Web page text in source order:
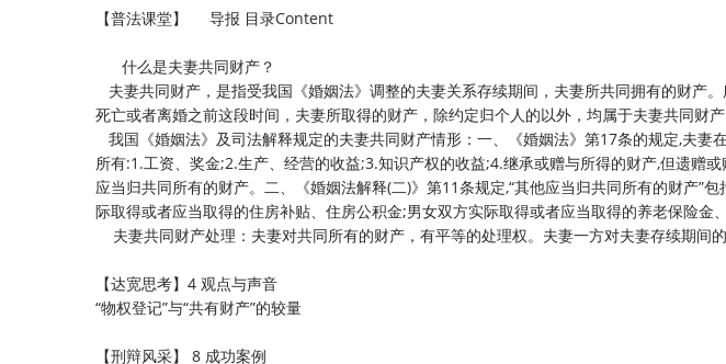
【普法课堂】 导报 目录Content
什么是夫妻共同财产？
夫妻共同财产，是指受我国《婚姻法》调整的夫妻关系存续期间，夫妻所共同拥有的财产
死亡或者离婚之前这段时间，夫妻所取得的财产，除约定归个人的以外，均属于夫妻共同财产
我国《婚姻法》及司法解释规定的夫妻共同财产情形：一、《婚姻法》第17条的规定,夫妻
所有:1.工资、奖金;2.生产、经营的收益;3.知识产权的收益;4.继承或赠与所得的财产,但遗赠
应当归共同所有的财产。二、《婚姻法解释(二)》第11条规定,“其他应当归共同所有的财产”
际取得或者应当取得的住房补贴、住房公积金;男女双方实际取得或者应当取得的养老保险金
夫妻共同财产处理：夫妻对共同所有的财产，有平等的处理权。夫妻一方对夫妻存续期间
【达宽思考】4 观点与声音
“物权登记”与“共有财产”的较量
【刑辩风采】 8 成功案例